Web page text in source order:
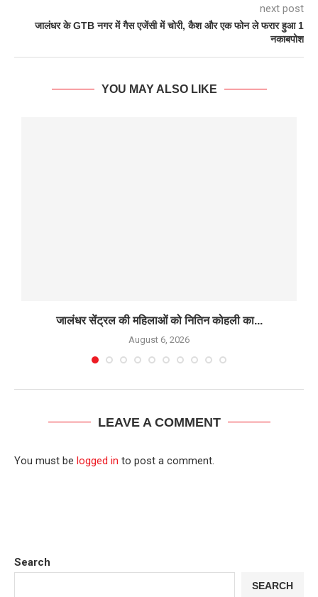
next post
जालंधर के GTB नगर में गैस एजेंसी में चोरी, कैश और एक फोन ले फरार हुआ 1
नकाबपोश
YOU MAY ALSO LIKE
जालंधर सेंट्रल की महिलाओं को नितिन कोहली का...
August 6, 2026
LEAVE A COMMENT
You must be logged in to post a comment.
Search
SEARCH